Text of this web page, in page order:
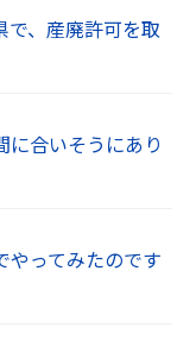
で、産廃許可を取
合いそうにあり
やってみたのです